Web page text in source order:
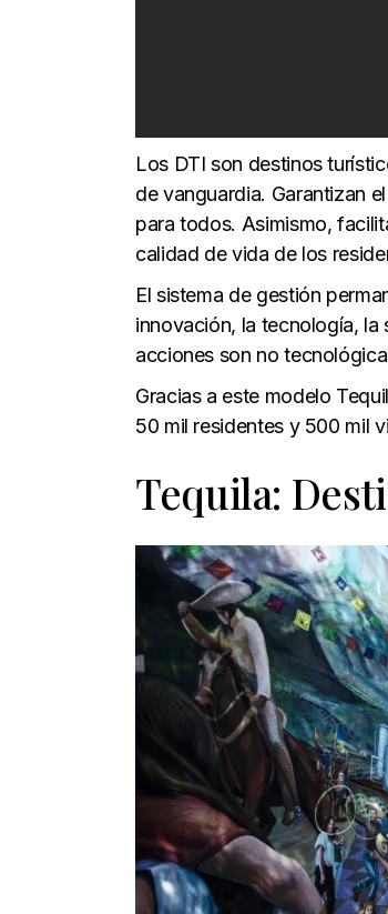
Los DTI son destinos
de vanguardia. Garantizan
para todos. Asimismo,
calidad de vida de los
El sistema de gestión
innovación, la tecnología,
acciones son no
Gracias a este modelo
50 mil residentes y 500 mil
Tequila: